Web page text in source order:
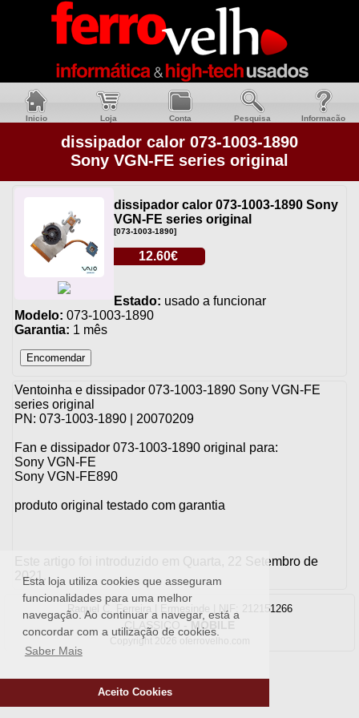
Esta loja utiliza cookies que asseguram
funcionalidades para uma melhor
navegação. Ao continuar a navegar, está a
concordar com a utilização de cookies.
Saber Mais
Aceito Cookies
Inicio Loja Conta Pesquisa Informacão
dissipador calor 073-1003-1890
Sony VGN-FE series original
dissipador calor 073-1003-1890 Sony
VGN-FE series original
[073-1003-1890]
12.60€
Estado: usado a funcionar
Modelo: 073-1003-1890
Garantia: 1 mês
Ventoinha e dissipador 073-1003-1890 Sony VGN-FE
series original
PN: 073-1003-1890 | 20070209
Fan e dissipador 073-1003-1890 original para:
Sony VGN-FE
Sony VGN-FE890
produto original testado com garantia
Este artigo foi introduzido em Quarta, 22 Setembro de
2021.
Raquel C. Ferreira | Ermesinde | NIF: 212151266
CLASSICO -MOBILE
Copyright 2026 oferrovelho.com